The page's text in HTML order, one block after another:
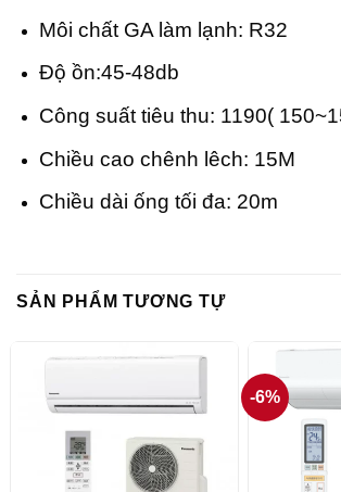
Môi chất GA làm lạnh: R32
Độ ồn:45-48db
Công suất tiêu thu: 1190(
Chiều cao chênh lêch: 15M
Chiều dài ống tối đa: 20m
SẢN PHẨM TƯƠNG TỰ
-6%